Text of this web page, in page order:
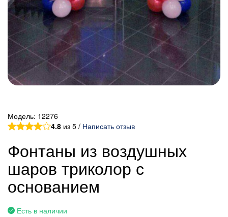
Модель: 12276
4.8 из 5 / Написать отзыв
Фонтаны из воздушных
шаров триколор с
основанием
Есть в наличии